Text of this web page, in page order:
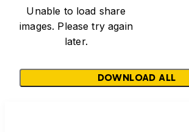
Unable to load share
images. Please try again
later.
DOWNLOAD ALL